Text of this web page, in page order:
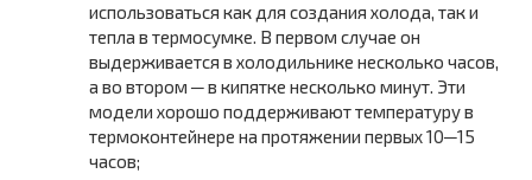
использоваться как для создания холода, так и
тепла в термосумке. В первом случае он
выдерживается в холодильнике несколько часов,
а во втором ─ в кипятке несколько минут. Эти
модели хорошо поддерживают температуру в
термоконтейнере на протяжении первых 10─15
часов;